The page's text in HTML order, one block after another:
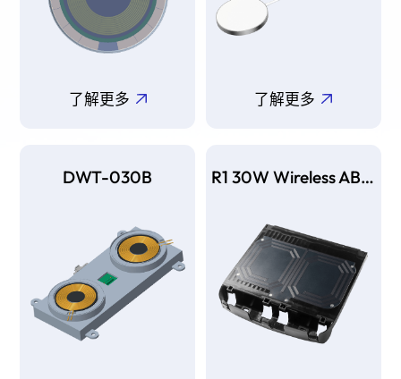
了解更多 了解更多
DWT-030B R1 30W Wireless AB-U1DG0030A